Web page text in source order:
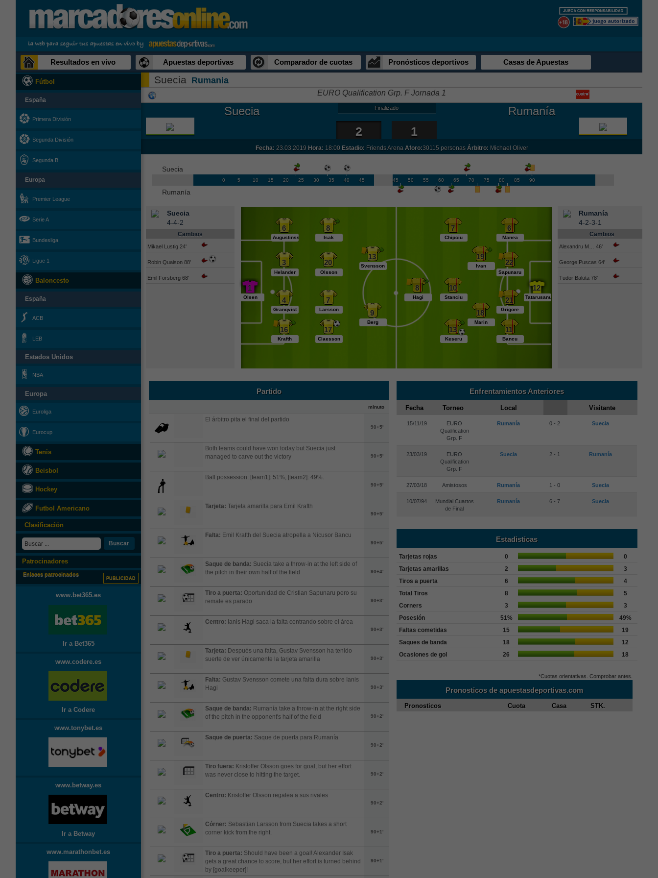
Resultados en vivo Apuestas deportivas Comparador de cuotas Pronósticos deportivos Casas de Apuestas
Fútbol
España
Primera División
Segunda División
Segunda B
Europa
Premier League
Serie A
Bundesliga
Ligue 1
Baloncesto
España
ACB
LEB
Estados Unidos
NBA
Europa
Euroliga
Eurocup
Tenis
Beisbol
Hockey
Futbol Americano
Clasificación
Buscar
Patrocinadores
Enlaces patrocinados
PUBLICIDAD
www.bet365.es
Ir a Bet365
www.codere.es
Ir a Codere
www.tonybet.es
www.betway.es
Ir a Betway
www.marathonbet.es
Suecia Rumania
EURO Qualification Grp. F Jornada 1
Suecia Finalizado Rumanía
2 1
Fecha: 23.03.2019 Hora: 18:00 Estadio: Friends Arena Aforo:30115 personas Árbitro: Michael Oliver
Suecia
0 5 10 15 20 25 30 35 40 45 45 50 55 60 65 70 75 80 85 90
Rumanía
Suecia
4-4-2
Cambios
Mikael Lustig 24'
Robin Quaison 88'
Emil Forsberg 68'
6
Augustinsson
8
Isak
13
Svensson
3
Helander
20
Olsson
1
Olsen 4
Granqvist
7
Larsson 9
Berg
16
Krafth
17
Claesson
11
Bancu
13
Keseru
18
Marin
21
Grigore
12
Tatarusanu
10
Stanciu
8
Hagi
22
Sapunaru
19
Ivan
6
Manea
7
Chipciu
Rumanía
4-2-3-1
Cambios
Alexandru M… 46'
George Puscas 64'
Tudor Baluta 78'
Partido
minuto
El árbitro pita el final del partido
90+5'
Both teams could have won today but Suecia just
managed to carve out the victory
90+5'
Ball possession: [team1]: 51%, [team2]: 49%.
90+5'
Tarjeta: Tarjeta amarilla para Emil Krafth
90+5'
Falta: Emil Krafth del Suecia atropella a Nicusor Bancu
90+5'
Saque de banda: Suecia take a throw-in at the left side of
the pitch in their own half of the field
90+4'
Tiro a puerta: Oportunidad de Cristian Sapunaru pero su
remate es parado
90+3'
Centro: Ianis Hagi saca la falta centrando sobre el área
90+3'
Tarjeta: Después una falta, Gustav Svensson ha tenido
suerte de ver únicamente la tarjeta amarilla
90+3'
Falta: Gustav Svensson comete una falta dura sobre Ianis
Hagi
90+3'
Saque de banda: Rumanía take a throw-in at the right side
of the pitch in the opponent's half of the field
90+2'
Saque de puerta: Saque de puerta para Rumanía
90+2'
Tiro fuera: Kristoffer Olsson goes for goal, but her effort
was never close to hitting the target.
90+2'
Centro: Kristoffer Olsson regatea a sus rivales
90+2'
Córner: Sebastian Larsson from Suecia takes a short
corner kick from the right.
90+1'
Tiro a puerta: Should have been a goal! Alexander Isak
gets a great chance to score, but her effort is turned behind
by [goalkeeper]!
90+1'
Enfrentamientos Anteriores
Fecha Torneo Local Visitante
15/11/19
EURO
Qualification
Grp. F
Rumanía 0 - 2 Suecia
23/03/19
EURO
Qualification
Grp. F
Suecia 2 - 1 Rumanía
27/03/18 Amistosos Rumanía 1 - 0 Suecia
10/07/94
Mundial Cuartos
de Final
Rumanía 6 - 7 Suecia
Estadisticas
Tarjetas rojas 0
0
Tarjetas amarillas
2
3
Tiros a puerta
6
4
Total Tiros
8
5
Corners
3
3
Posesión
51%
49%
Faltas cometidas
15
19
Saques de banda
18
12
Ocasiones de gol
26 18
*Cuotas orientativas. Comprobar antes.
Pronosticos de apuestasdeportivas.com
Pronosticos Cuota Casa STK.